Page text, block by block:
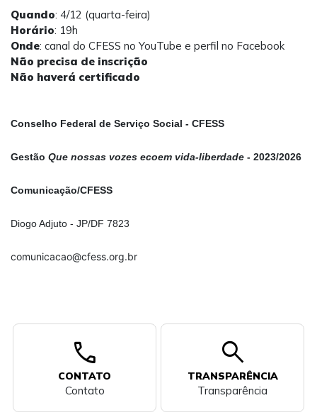
Quando: 4/12 (quarta-feira)
Horário: 19h
Onde: canal do CFESS no YouTube e perfil no Facebook
Não precisa de inscrição
Não haverá certificado
Conselho Federal de Serviço Social - CFESS
Gestão Que nossas vozes ecoem vida-liberdade - 2023/2026
Comunicação/CFESS
Diogo Adjuto - JP/DF 7823
comunicacao@cfess.org.br
call
CONTATO
Contato
search
TRANSPARÊNCIA
Transparência